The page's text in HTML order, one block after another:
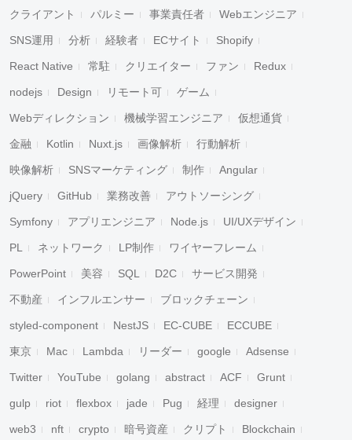
クライアント パルミー 事業責任者 Webエンジニア
SNS運用 分析 経験者 ECサイト Shopify
React Native 常駐 クリエイター ファン Redux
nodejs Design リモート可 ゲーム
Webディレクション 機械学習エンジニア 仮想通貨
金融 Kotlin Nuxt.js 画像解析 行動解析
映像解析 SNSマーケティング 制作 Angular
jQuery GitHub 業務改善 アウトソーシング
Symfony アプリエンジニア Node.js UI/UXデザイン
PL ネットワーク LP制作 ワイヤーフレーム
PowerPoint 美容 SQL D2C サービス開発
不動産 インフルエンサー ブロックチェーン
styled-component NestJS EC-CUBE ECCUBE
東京 Mac Lambda リーダー google Adsense
Twitter YouTube golang abstract ACF Grunt
gulp riot flexbox jade Pug 経理 designer
web3 nft crypto 暗号資産 クリプト Blockchain